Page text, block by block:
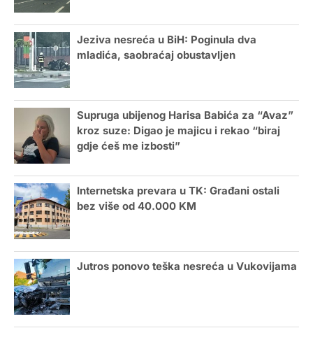
Jeziva nesreća u BiH: Poginula dva
mladića, saobraćaj obustavljen
Supruga ubijenog Harisa Babića za “Avaz”
kroz suze: Digao je majicu i rekao “biraj
gdje ćeš me izbosti”
Internetska prevara u TK: Građani ostali
bez više od 40.000 KM
Jutros ponovo teška nesreća u Vukovijama